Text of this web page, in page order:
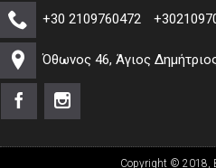
+30 2109760472
Όθωνος 46, Άγιος
Copyright © 2018,